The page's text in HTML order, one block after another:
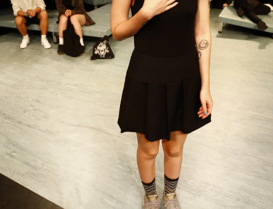
Gastspiele
Extras
Available for Touring
Archiv
Macht Wahn Sinn
Workshops
Abenteuernacht
Kinder-Redaktion